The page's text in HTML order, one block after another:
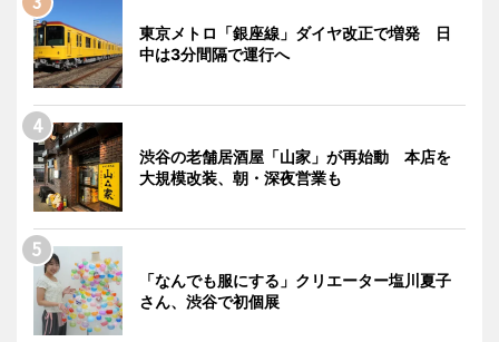
東京メトロ「銀座線」ダイヤ改正で増発 日
中は3分間隔で運行へ
渋谷の老舗居酒屋「山家」が再始動 本店を
大規模改装、朝・深夜営業も
「なんでも服にする」クリエーター塩川夏子
さん、渋谷で初個展